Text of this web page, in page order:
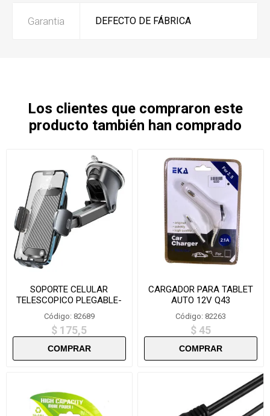
Garantia DEFECTO DE FÁBRICA
Los clientes que compraron este
producto también han comprado
SOPORTE CELULAR
TELESCOPICO PLEGABLE-
ZRL061
Código: 82689
$ 175,5
CARGADOR PARA TABLET
AUTO 12V Q43
Código: 82263
$ 45